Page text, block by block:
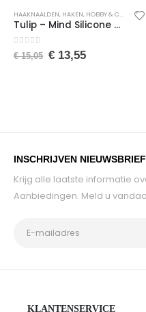
HAAKNAALDEN, HAKEN, HOBBY & CREATIEF ,
Tulip – Mind Silicone Handvat Haaknaald – Tulip Haaknaald – Wol Haaknaald – Amigurumi Haaknaald – Brei Haaknaald – 3,5 mm
0 van de 5
€15,05 €13,55
INSCHRIJVEN NIEUWSBRIEF
Krijg alle laatste informatie
Aanbiedingen. Meld u
KLANTENSERVICE